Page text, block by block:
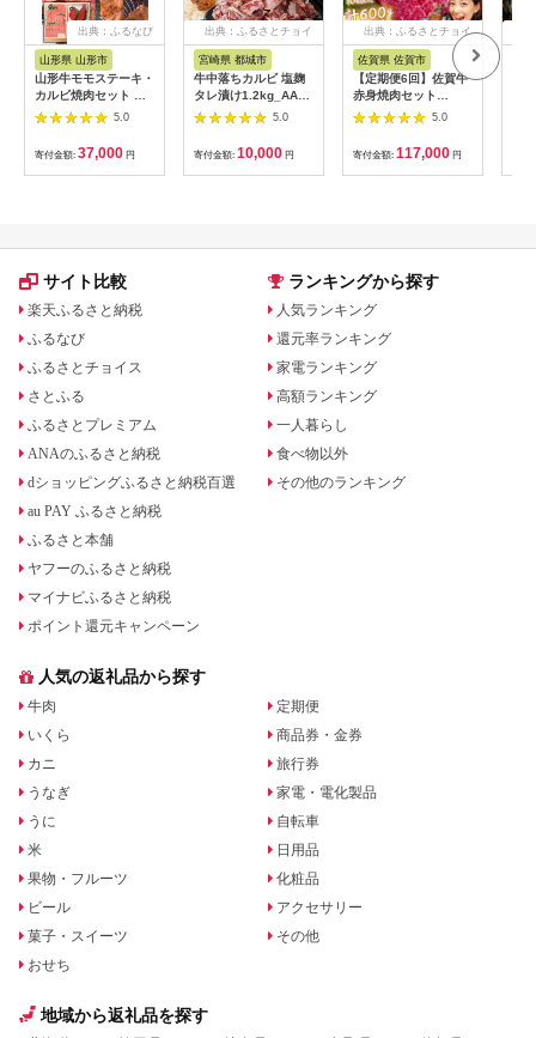
出典：ふるなび
山形県 山形市
山形牛モモステーキ・
カルビ焼肉セット Ａ
コース FY18-341
5.0
寄付金額: 37,000 円
出典：ふるさとチョイ
ス
宮崎県 都城市
牛中落ちカルビ 塩麹
タレ漬け1.2kg_AAJ-
33-020-1200g_(都城
ルビ 300g×4パック
真空 小分け 1200g
5.0
寄付金額: 10,000 円
出典：ふるさとチョイ
佐賀県 佐賀市
【定期便6回】佐賀牛
赤身焼肉セット
600g：C117-018
5.0
寄付金額: 117,000 円
サイト比較
楽天ふるさと納税
ふるなび
ふるさとチョイス
さとふる
ふるさとプレミアム
ANAのふるさと納税
dショッピングふるさと納税百選
au PAY ふるさと納税
ふるさと本舗
ヤフーのふるさと納税
マイナビふるさと納税
ポイント還元キャンペーン
ランキングから探す
人気ランキング
還元率ランキング
家電ランキング
高額ランキング
一人暮らし
食べ物以外
その他のランキング
人気の返礼品から探す
牛肉
いくら
カニ
うなぎ
うに
米
果物・フルーツ
ビール
菓子・スイーツ
おせち
定期便
商品券・金券
旅行券
家電・電化製品
自転車
日用品
化粧品
アクセサリー
その他
地域から返礼品を探す